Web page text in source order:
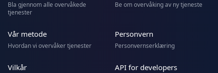
Bla gjennom alle overvåkede
tjenester
Be om overvåking av ny tjeneste
Vår metode
Hvordan vi overvåker tjenester
Personvern
Personvernserklæring
Vilkår API for developers